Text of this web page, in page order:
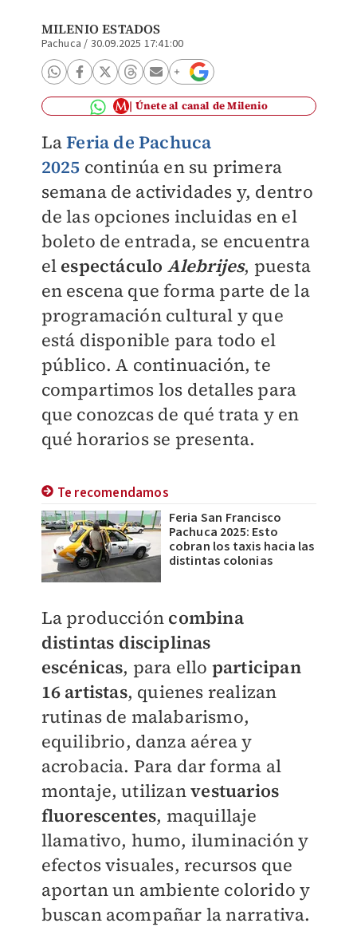
MILENIO ESTADOS
Pachuca / 30.09.2025 17:41:00
Únete al canal de Milenio
LaFeria de Pachuca
2025 continúa en su primera
semana de actividades y, dentro
de las opciones incluidas en el
boleto de entrada, se encuentra
el espectáculo Alebrijes, puesta
en escena que forma parte de la
programación cultural y que
está disponible para todo el
público. A continuación, te
compartimos los detalles para
que conozcas de qué trata y en
qué horarios se presenta.
Te recomendamos
Feria San Francisco
Pachuca 2025: Esto
cobran los taxis hacia las
distintas colonias
La producción combina
distintas disciplinas
escénicas, para ello participan
16 artistas, quienes realizan
rutinas de malabarismo,
equilibrio, danza aérea y
acrobacia. Para dar forma al
montaje, utilizanvestuarios
fluorescentes, maquillaje
llamativo, humo, iluminación y
efectos visuales, recursos que
aportan un ambiente colorido y
buscan acompañar la narrativa.